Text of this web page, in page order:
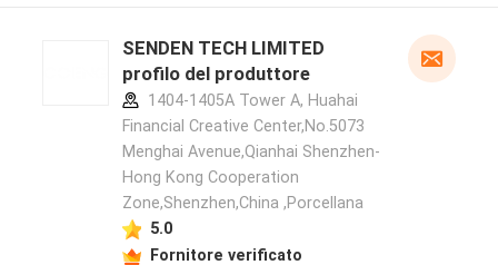
SENDEN TECH LIMITED
profilo del produttore
1404-1405A Tower A, Huahai
Financial Creative Center,No.5073
Menghai Avenue,Qianhai Shenzhen-
Hong Kong Cooperation
Zone,Shenzhen,China ,Porcellana
5.0
Fornitore verificato